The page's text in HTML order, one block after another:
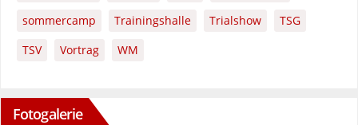
sommercamp
Trainingshalle Trialshow
TSG
TSV
Vortrag WM
Fotogalerie